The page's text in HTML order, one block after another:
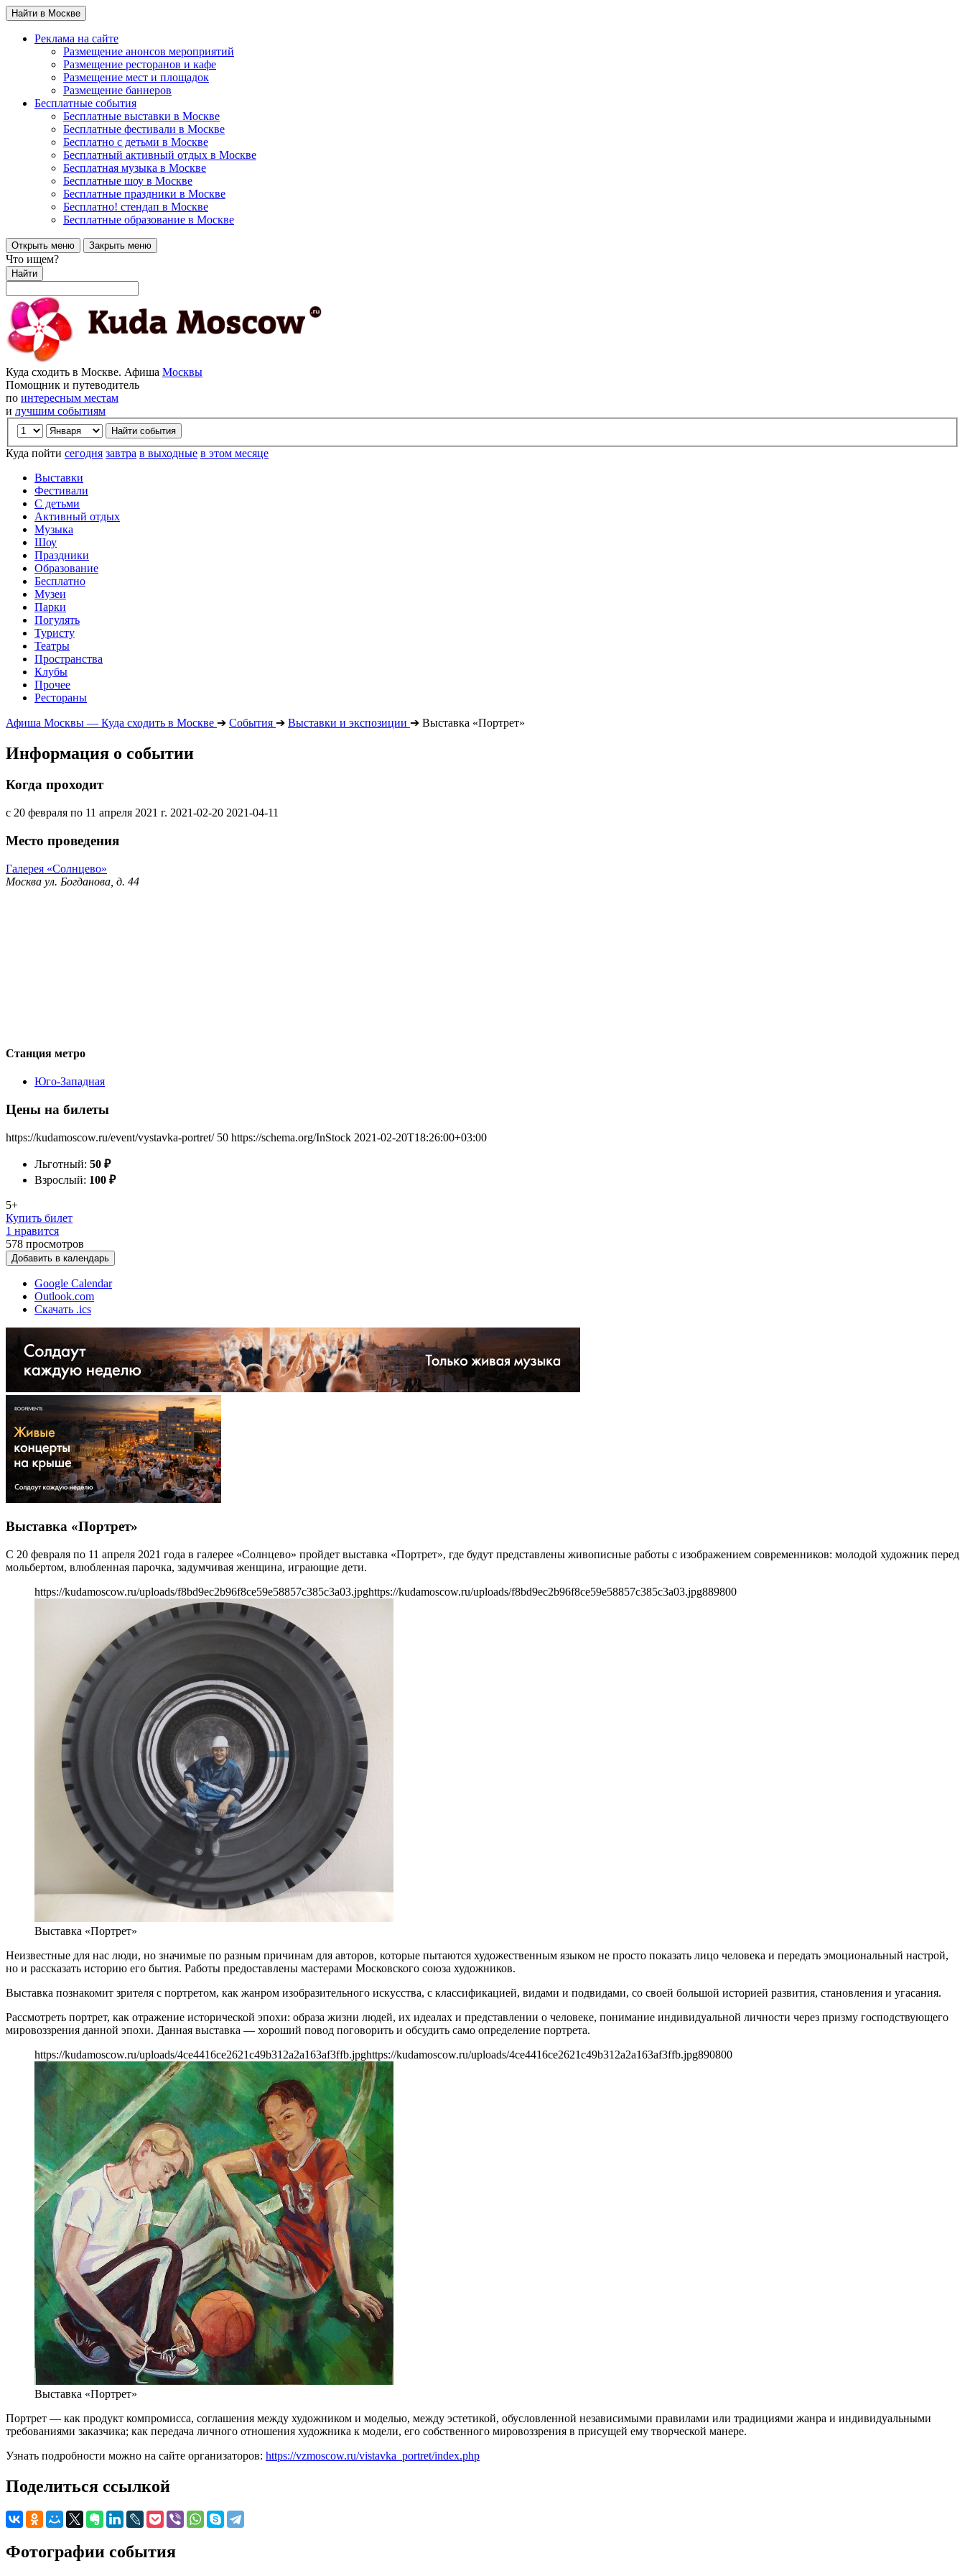
Найти в Москве
Реклама на сайте
Размещение анонсов мероприятий
Размещение ресторанов и кафе
Размещение мест и площадок
Размещение баннеров
Бесплатные события
Бесплатные выставки в Москве
Бесплатные фестивали в Москве
Бесплатно с детьми в Москве
Бесплатный активный отдых в Москве
Бесплатная музыка в Москве
Бесплатные шоу в Москве
Бесплатные праздники в Москве
Бесплатно! стендап в Москве
Бесплатные образование в Москве
Открыть меню Закрыть меню
Что ищем?
Найти
Куда сходить в Москве. Афиша Москвы
Помощник и путеводитель
по интересным местам
и лучшим событиям
Куда пойти сегодня завтра в выходные в этом месяце
Выставки
Фестивали
С детьми
Активный отдых
Музыка
Шоу
Праздники
Образование
Бесплатно
Музеи
Парки
Погулять
Туристу
Театры
Пространства
Клубы
Прочее
Рестораны
Афиша Москвы — Куда сходить в Москве ➔ События ➔ Выставки и экспозиции ➔ Выставка «Портрет»
Информация о событии
Когда проходит
с 20 февраля по 11 апреля 2021 г. 2021-02-20 2021-04-11
Место проведения
Галерея «Солнцево»
Москва ул. Богданова, д. 44
Станция метро
Юго-Западная
Цены на билеты
https://kudamoscow.ru/event/vystavka-portret/ 50 https://schema.org/InStock 2021-02-20T18:26:00+03:00
Льготный: 50 ₽
Взрослый: 100 ₽
5+
Купить билет
1 нравится
578 просмотров
Добавить в календарь
Google Calendar
Outlook.com
Скачать .ics
Выставка «Портрет»
С 20 февраля по 11 апреля 2021 года в галерее «Солнцево» пройдет выставка «Портрет», где будут представлены живописные работы с изображением современников: молодой художник перед
мольбертом, влюбленная парочка, задумчивая женщина, играющие дети.
https://kudamoscow.ru/uploads/f8bd9ec2b96f8ce59e58857c385c3a03.jpghttps://kudamoscow.ru/uploads/f8bd9ec2b96f8ce59e58857c385c3a03.jpg889800
Выставка «Портрет»
Неизвестные для нас люди, но значимые по разным причинам для авторов, которые пытаются художественным языком не просто показать лицо человека и передать эмоциональный настрой,
но и рассказать историю его бытия. Работы предоставлены мастерами Московского союза художников.
Выставка познакомит зрителя с портретом, как жанром изобразительного искусства, с классификацией, видами и подвидами, со своей большой историей развития, становления и угасания.
Рассмотреть портрет, как отражение исторической эпохи: образа жизни людей, их идеалах и представлении о человеке, понимание индивидуальной личности через призму господствующего
мировоззрения данной эпохи. Данная выставка — хороший повод поговорить и обсудить само определение портрета.
https://kudamoscow.ru/uploads/4ce4416ce2621c49b312a2a163af3ffb.jpghttps://kudamoscow.ru/uploads/4ce4416ce2621c49b312a2a163af3ffb.jpg890800
Выставка «Портрет»
Портрет — как продукт компромисса, соглашения между художником и моделью, между эстетикой, обусловленной независимыми правилами или традициями жанра и индивидуальными
требованиями заказчика; как передача личного отношения художника к модели, его собственного мировоззрения в присущей ему творческой манере.
Узнать подробности можно на сайте организаторов: https://vzmoscow.ru/vistavka_portret/index.php
Поделиться ссылкой
Фотографии события